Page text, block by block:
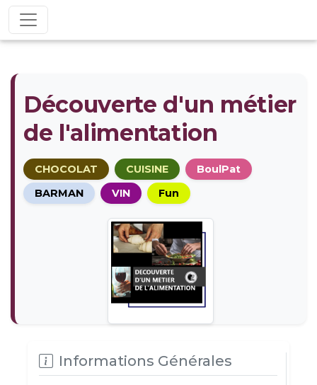
Découverte d'un métier
de l'alimentation
CHOCOLAT CUISINE
BoulPat
BARMAN
VIN Fun
Informations Générales